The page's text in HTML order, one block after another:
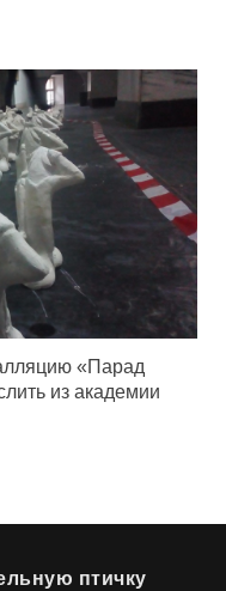
«Парад
из академии
птичку